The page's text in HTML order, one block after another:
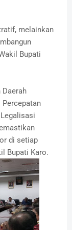
melainkan
Bupati
Daerah
di setiap
Bupati Karo.